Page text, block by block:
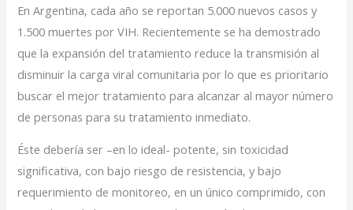
En Argentina, cada año se reportan 5.000 nuevos casos y
1.500 muertes por VIH. Recientemente se ha demostrado
que la expansión del tratamiento reduce la transmisión al
disminuir la carga viral comunitaria por lo que es prioritario
buscar el mejor tratamiento para alcanzar al mayor número
de personas para su tratamiento inmediato.
Éste debería ser –en lo ideal- potente, sin toxicidad
significativa, con bajo riesgo de resistencia, y bajo
requerimiento de monitoreo, en un único comprimido, con